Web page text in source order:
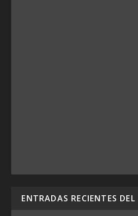
ENTRADAS RECIENTES DEL